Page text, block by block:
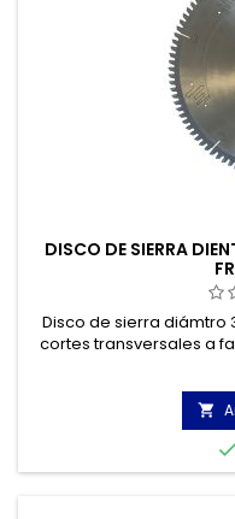
DISCO DE SIERRA
Disco de sierra diámtro
cortes transversales a
Materiales:
